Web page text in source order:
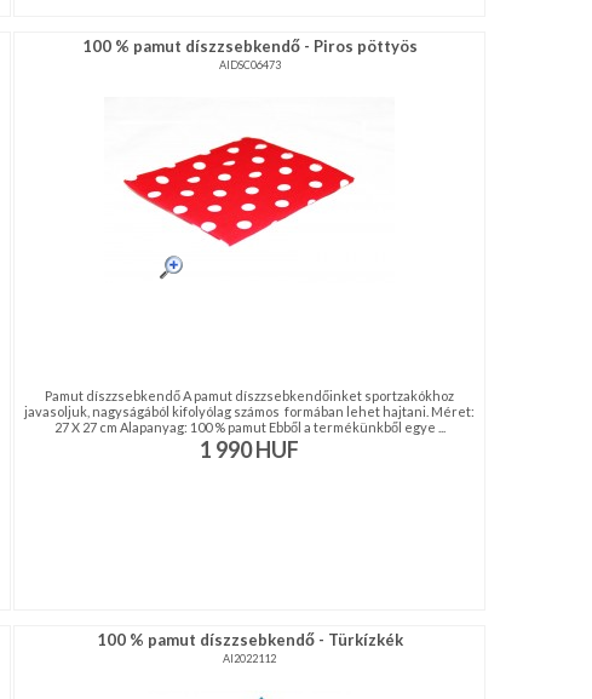
100 % pamut díszzsebkendő - Piros pöttyös
AIDSC06473
Pamut díszzsebkendő A pamut díszzsebkendőinket sportzakókhoz
javasoljuk, nagyságából kifolyólag számos formában lehet hajtani. Méret:
27 X 27 cm Alapanyag: 100 % pamut Ebből a termékünkből egye ...
1 990HUF
100 % pamut díszzsebkendő - Türkízkék
AI2022112